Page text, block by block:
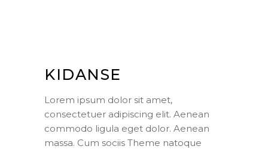
KIDANSE
Lorem ipsum dolor sit amet,
consectetuer adipiscing elit. Aenean
commodo ligula eget dolor. Aenean
massa. Cum sociis Theme natoque